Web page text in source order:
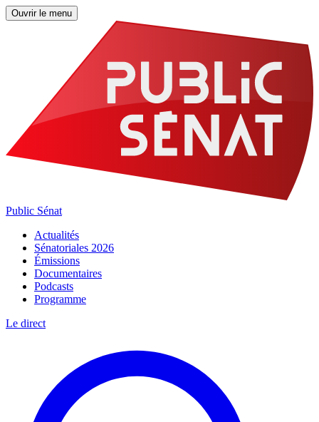
Ouvrir le menu
Public Sénat
Actualités
Sénatoriales 2026
Émissions
Documentaires
Podcasts
Programme
Le direct